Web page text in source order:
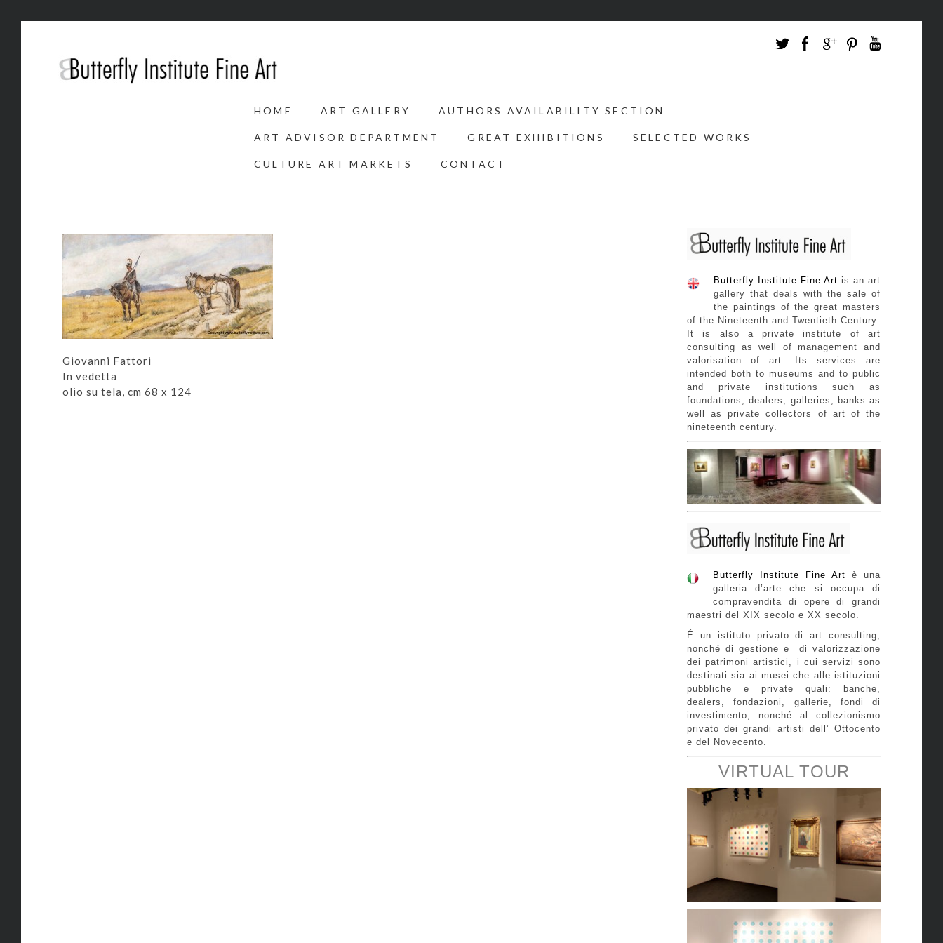
HOME ART GALLERY AUTHORS AVAILABILITY SECTION
ART ADVISOR DEPARTMENT GREAT EXHIBITIONS SELECTED WORKS
CULTURE ART MARKETS CONTACT
Giovanni Fattori
In vedetta
olio su tela, cm 68 x 124
Butterfly Institute Fine Art is an art
gallery that deals with the sale of
the paintings of the great masters
of the Nineteenth and Twentieth Century.
It is also a private institute of art
consulting as well of management and
valorisation of art. Its services are
intended both to museums and to public
and private institutions such as
foundations, dealers, galleries, banks as
well as private collectors of art of the
nineteenth century.
Butterfly Institute Fine Art
è una
galleria d’arte che si occupa di
compravendita di opere di grandi
maestri del XIX secolo e XX secolo.
É un istituto privato di art consulting,
nonché di gestione e di valorizzazione
dei patrimoni artistici, i cui servizi sono
destinati sia ai musei che alle istituzioni
pubbliche e private quali: banche,
dealers, fondazioni, gallerie, fondi di
investimento, nonché al collezionismo
privato dei grandi artisti dell’ Ottocento
e del Novecento.
VIRTUAL TOUR